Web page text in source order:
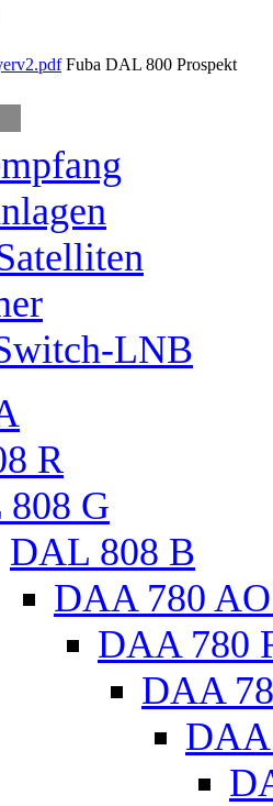
Fuba DAL 800 Prospekt
LNB
R
G
DAL 808 B
DAA 780
DAA 780
DAA
DAA